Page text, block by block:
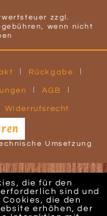
zzgl.
wenn nicht
Rückgabe
AGB
Widerrufsrecht
Umsetzung
die für den
sind und
die den
erhöhen, der